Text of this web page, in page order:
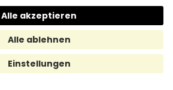
Unternehmen
für jede Phase des
um sicherzustellen,
reibungslos abläuft und